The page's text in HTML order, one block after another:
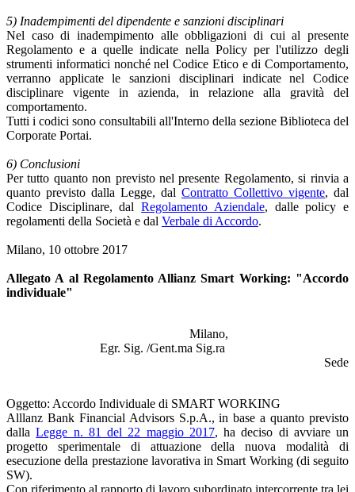
5) Inadempimenti del dipendente e sanzioni disciplinari
Nel caso di inadempimento alle obbligazioni di cui al presente
Regolamento e a quelle indicate nella Policy per l'utilizzo degli
strumenti informatici nonché nel Codice Etico e di Comportamento,
verranno applicate le sanzioni disciplinari indicate nel Codice
disciplinare vigente in azienda, in relazione alla gravità del
comportamento.
Tutti i codici sono consultabili all'Interno della sezione Biblioteca del
Corporate Portai.
6) Conclusioni
Per tutto quanto non previsto nel presente Regolamento, si rinvia a
quanto previsto dalla Legge, dal Contratto Collettivo vigente, dal
Codice Disciplinare, dalRegolamento Aziendale, dalle policy e
regolamenti della Società e dal Verbale di Accordo.
Milano, 10 ottobre 2017
Allegato A al Regolamento Allianz Smart Working: "Accordo
individuale"
Milano,
Egr. Sig. /Gent.ma Sig.ra
Sede
Oggetto: Accordo Individuale di SMART WORKING
Alllanz Bank Financial Advisors S.p.A., in base a quanto previsto
dallaLegge n. 81 del 22 maggio 2017, ha deciso di avviare un
progetto sperimentale di attuazione della nuova modalità di
esecuzione della prestazione lavorativa in Smart Working (di seguito
SW).
Con riferimento al rapporto di lavoro subordinato intercorrente tra lei